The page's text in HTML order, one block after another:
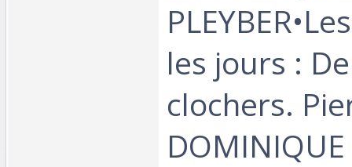
les jours :
clochers.
DOMINIQUE‎